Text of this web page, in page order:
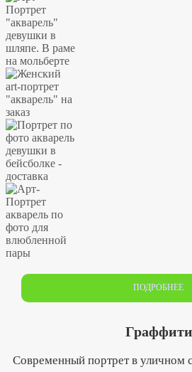
ПОДРОБНЕЕ
Граффити
Современный портрет в уличном